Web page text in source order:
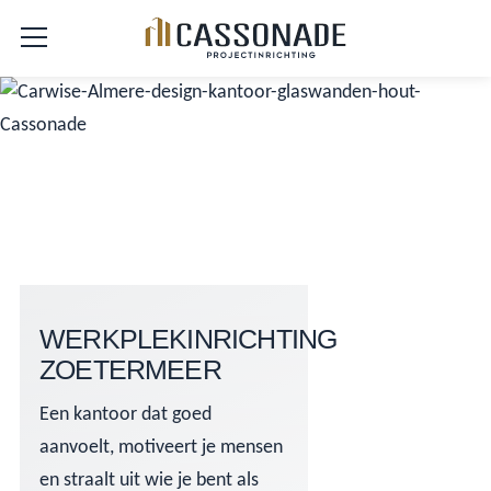
WERKPLEKINRICHTING
ZOETERMEER
Een kantoor dat goed
aanvoelt, motiveert je mensen
en straalt uit wie je bent als